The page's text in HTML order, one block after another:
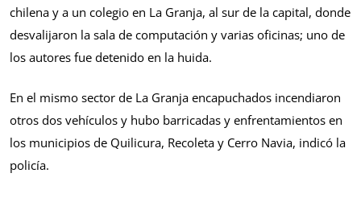
chilena y a un colegio en La Granja, al sur de la capital, donde
desvalijaron la sala de computación y varias oficinas; uno de
los autores fue detenido en la huida.
En el mismo sector de La Granja encapuchados incendiaron
otros dos vehículos y hubo barricadas y enfrentamientos en
los municipios de Quilicura, Recoleta y Cerro Navia, indicó la
policía.